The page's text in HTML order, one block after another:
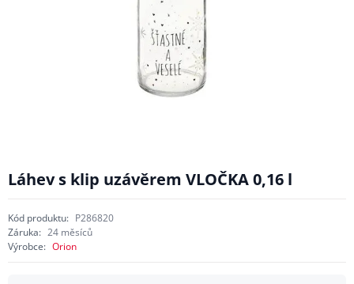
Láhev s klip uzávěrem VLOČKA 0,16 l
Kód produktu: P286820
Záruka: 24 měsíců
Výrobce: Orion